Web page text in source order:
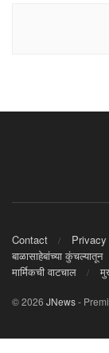
Contact
बाळासाहेबांच्या कुंचल्यातून
मार्मिकची वाटचाल
© 2026 JNews-